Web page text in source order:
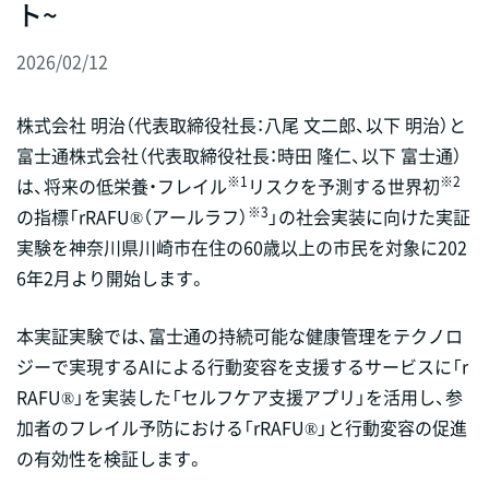
ト~
2026/02/12
株式会社 明治（代表取締役社長：八尾 文二郎、以下 明治）と
富士通株式会社（代表取締役社長：時田 隆仁、以下 富士通）
は、将来の低栄養・フレイル※1 リスクを予測する世界初※2
の指標「rRAFU®（アールラフ） ※3 」の社会実装に向けた実証
実験を神奈川県川崎市在住の60歳以上の市民を対象に202
6年2月より開始します。
本実証実験では、富士通の持続可能な健康管理をテクノロ
ジーで実現するAIによる行動変容を支援するサービスに「r
RAFU®」を実装した「セルフケア支援アプリ」を活用し、参
加者のフレイル予防における「rRAFU®」と行動変容の促進
の有効性を検証します。